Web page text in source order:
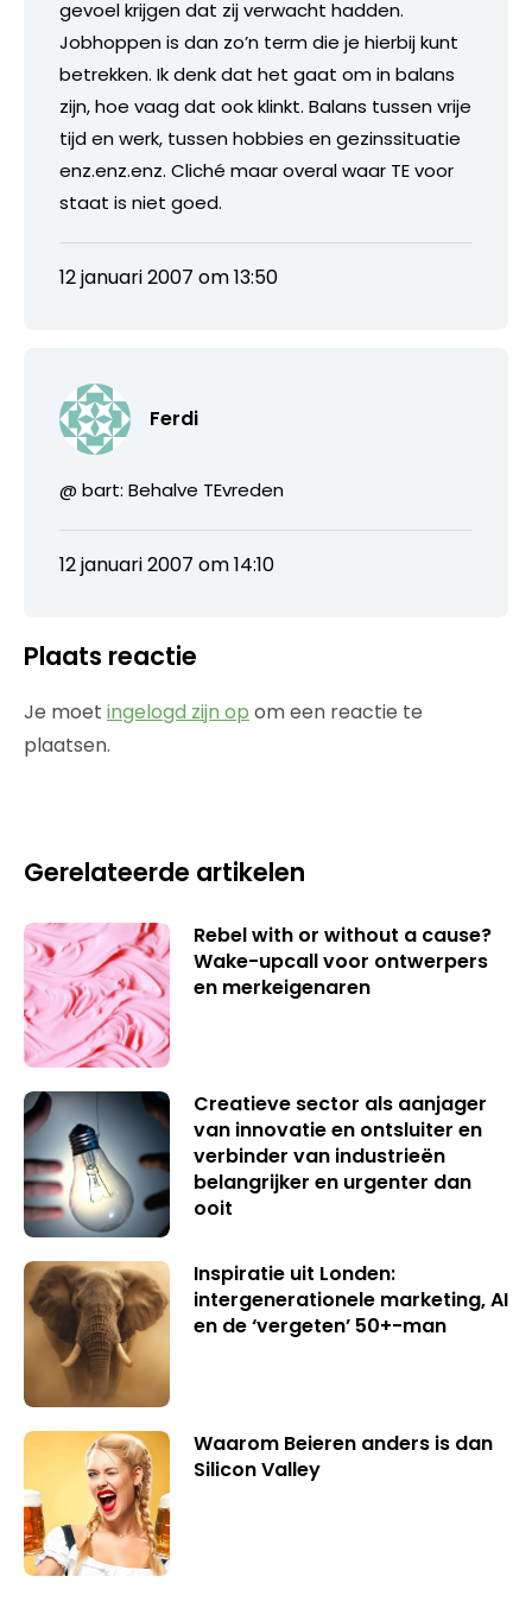
gevoel krijgen dat zij verwacht hadden.
Jobhoppen is dan zo’n term die je hierbij kunt
betrekken. Ik denk dat het gaat om in balans
zijn, hoe vaag dat ook klinkt. Balans tussen vrije
tijd en werk, tussen hobbies en gezinssituatie
enz.enz.enz. Cliché maar overal waar TE voor
staat is niet goed.
12 januari 2007 om 13:50
Ferdi
@ bart: Behalve TEvreden
12 januari 2007 om 14:10
Plaats reactie
Je moet ingelogd zijn op om een reactie te
plaatsen.
Gerelateerde artikelen
Rebel with or without a cause?
Wake-upcall voor ontwerpers
en merkeigenaren
Creatieve sector als aanjager
van innovatie en ontsluiter en
verbinder van industrieën
belangrijker en urgenter dan
ooit
Inspiratie uit Londen:
intergenerationele marketing, AI
en de ‘vergeten’ 50+-man
Waarom Beieren anders is dan
Silicon Valley